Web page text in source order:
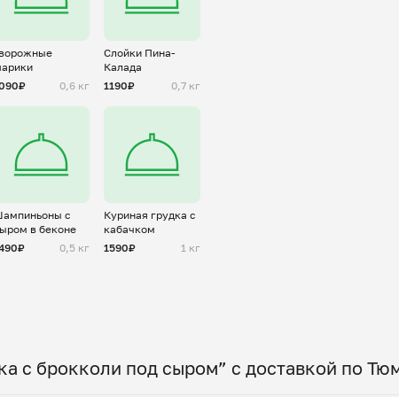
0,6 кг
Слойки Пина-
Калада
1190₽
0,7 кг
с
в беконе
0,5 кг
Куриная грудка с
кабачком
1590₽
1 кг
с брокколи под сыром” с доставкой по